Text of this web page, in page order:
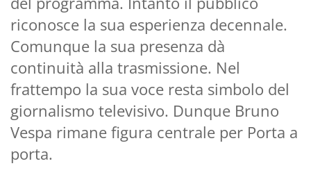
riconosce la sua esperienza decennale.
Comunque la sua presenza dà
continuità alla trasmissione. Nel
frattempo la sua voce resta simbolo del
giornalismo televisivo. Dunque Bruno
Vespa rimane figura centrale per Porta a
porta.